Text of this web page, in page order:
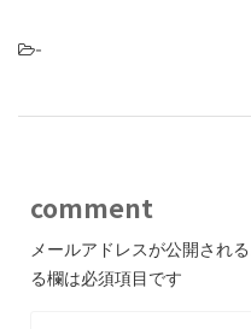
-
comment
メールアドレスが公開され
る欄は必須項目です